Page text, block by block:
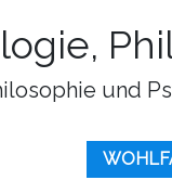
und